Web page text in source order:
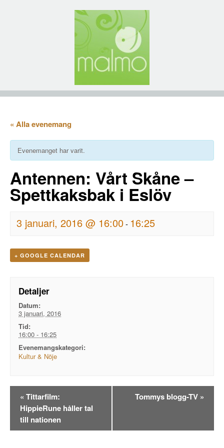
« Alla evenemang
Evenemanget har varit.
Antennen: Vårt Skåne –
Spettkaksbak i Eslöv
3 januari, 2016 @ 16:00- 16:25
+ GOOGLE CALENDAR
Detaljer
Datum:
3 januari, 2016
Tid:
16:00 - 16:25
Evenemangskategori:
Kultur & Nöje
Evenemangsnavigation
« Tittarfilm:
HippieRune håller tal
till nationen
Tommys blogg-TV »